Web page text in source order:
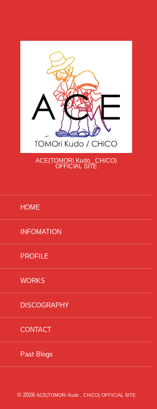
ACE(TOMORi Kudo , CHiCO)
OFFICIAL SITE
HOME
INFOMATION
PROFILE
WORKS
DISCOGRAPHY
CONTACT
Past Blogs
© 2026 ACE(TOMORi Kudo , CHiCO) OFFICIAL SITE